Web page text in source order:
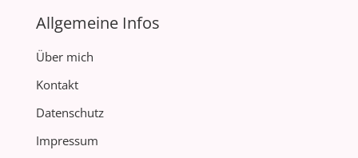
Allgemeine Infos
Über mich
Kontakt
Datenschutz
Impressum